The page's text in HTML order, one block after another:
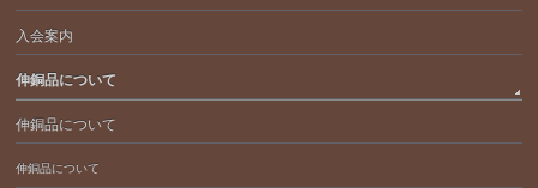
入会案内
伸銅品について
伸銅品について
伸銅品について